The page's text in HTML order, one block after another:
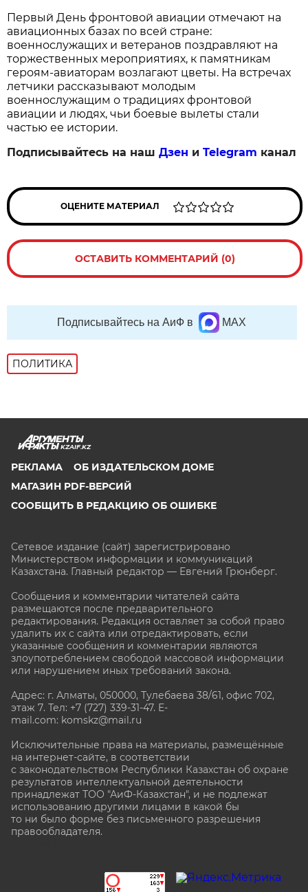
Первый День фронтовой авиации отмечают на
авиационных базах по всей стране:
военнослужащих и ветеранов поздравляют на
торжественных мероприятиях, к памятникам
героям‑авиаторам возлагают цветы. На встречах
летчики рассказывают молодым
военнослужащим о традициях фронтовой
авиации и людях, чьи боевые вылеты стали
частью ее истории.
Подписывайтесь на нашДзен иTelegram канал
ОЦЕНИТЕ МАТЕРИАЛ
ОСТАВИТЬ КОММЕНТАРИЙ (0)
Подписывайтесь на АиФ в MAX
ПОЛИТИКА
KZAIF.KZ
РЕКЛАМА
ОБ ИЗДАТЕЛЬСКОМ ДОМЕ
МАГАЗИН PDF-ВЕРСИЙ
СООБЩИТЬ В РЕДАКЦИЮ ОБ ОШИБКЕ
Сетевое издание (сайт) зарегистрировано
Министерством информации и коммуникаций
Казахстана. Главный редактор — Евгений Грюнберг.
Сообщения и комментарии читателей сайта
размещаются после предварительного
редактирования. Редакция оставляет за собой право
удалить их с сайта или отредактировать, если
указанные сообщения и комментарии являются
злоупотреблением свободой массовой информации
или нарушением иных требований закона.
Адрес: г. Алматы, 050000, Тулебаева 38/61, офис 702,
этаж 7. Тел: +7 (727) 339-31-47. E-
mail.com: komskz@mail.ru
Исключительные права на материалы, размещённые
на интернет-сайте, в соответствии
с законодательством Республики Казахстан об охране
результатов интеллектуальной деятельности
принадлежат ТОО "АиФ-Казахстан", и не подлежат
использованию другими лицами в какой бы
то ни было форме без письменного разрешения
правообладателя.